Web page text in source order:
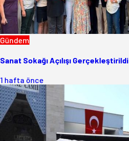
Gündem
Sanat Sokağı Açılışı Gerçekleştirildi
1 hafta önce